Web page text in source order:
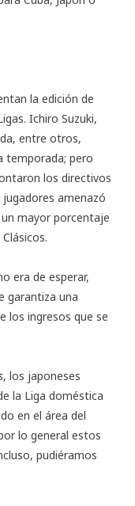
la edición de
Ichiro Suzuki,
entre otros,
temporada; pero
los directivos
amenazó
mayor porcentaje
era de esperar,
garantiza una
los ingresos que se
, los japoneses
la Liga doméstica
en el área del
lo general estos
pudiéramos